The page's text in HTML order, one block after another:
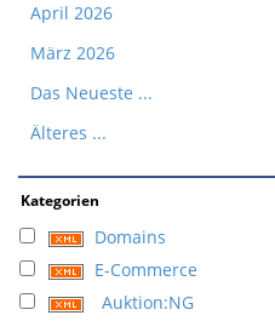
April 2026
März 2026
Das Neueste ...
Älteres ...
Kategorien
Domains
E-Commerce
Auktion:NG